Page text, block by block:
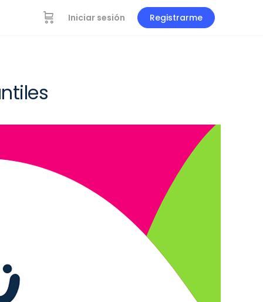
Iniciar sesión Registrarme